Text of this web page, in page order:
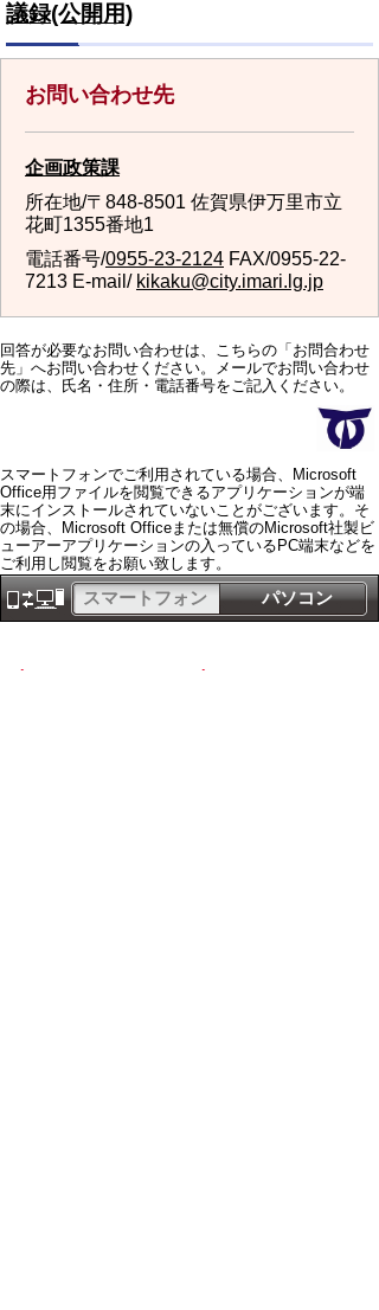
議録(公開用)
お問い合わせ先
企画政策課
所在地/〒848-8501 佐賀県伊万里市立
花町1355番地1
電話番号/0955-23-2124 FAX/0955-22-
7213 E-mail/ kikaku@city.imari.lg.jp
回答が必要なお問い合わせは、こちらの「お問合わせ
先」へお問い合わせください。メールでお問い合わせ
の際は、氏名・住所・電話番号をご記入ください。
スマートフォンでご利用されている場合、Microsoft
Office用ファイルを閲覧できるアプリケーションが端
末にインストールされていないことがございます。そ
の場合、Microsoft Officeまたは無償のMicrosoft社製ビ
ューアーアプリケーションの入っているPC端末などを
ご利用し閲覧をお願い致します。
パソコン
スマートフォン